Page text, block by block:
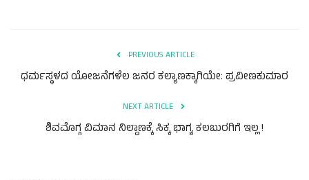
PREVIOUS ARTICLE
ಧರ್ಮಸ್ಥಳದ ಯೋಜನೆಗಳೆಲ ಜನರ ಕಲ್ಯಾಣಕ್ಕಾಗಿಯೇ: ಪ್ರವೀಣಕುಮಾರ
NEXT ARTICLE
ಶಿವಮೊಗ್ಗ ವಿಮಾನ ನಿಲ್ದಾಣಕ್ಕೆ ಸಿಕ್ಕ ಭಾಗ್ಯ ಕಲಬುರಗಿಗೆ ಇಲ್ಲ !